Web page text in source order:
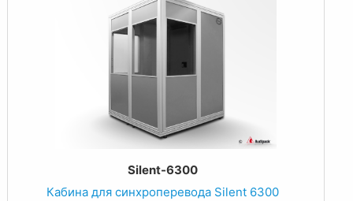
Silent-6300
Кабина для синхроперевода Silent 6300